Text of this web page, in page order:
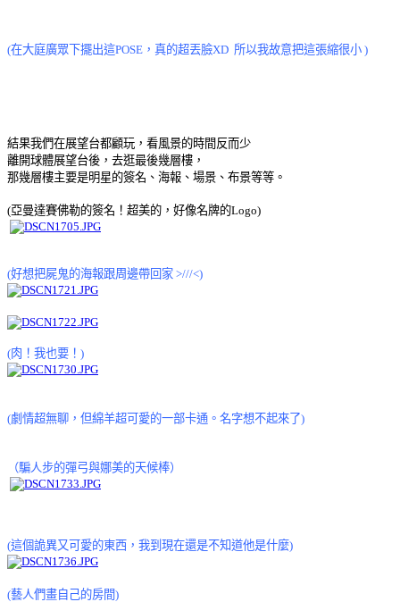
(在大庭廣眾下擺出這POSE，真的超丟臉XD 所以我故意把這張縮很小 )
結果我們在展望台都顧玩，看風景的時間反而少
離開球體展望台後，去逛最後幾層樓，
那幾層樓主要是明星的簽名、海報、場景、布景等等。
(亞曼達賽佛勒的簽名！超美的，好像名牌的Logo)
(好想把屍鬼的海報跟周邊帶回家 >///<)
(肉！我也要！)
(劇情超無聊，但綿羊超可愛的一部卡通。名字想不起來了)
（騙人步的彈弓與娜美的天候棒）
(這個詭異又可愛的東西，我到現在還是不知道他是什麼)
(藝人們畫自己的房間)